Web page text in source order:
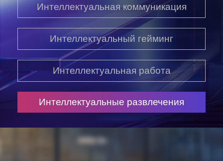
Интеллектуальная коммуникация
Интеллектуальный гейминг
Интеллектуальная работа
Интеллектуальные развлечения